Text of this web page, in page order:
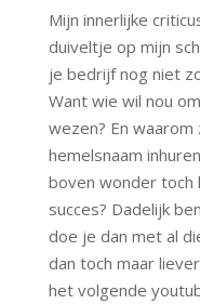
Mijn innerlijke
duiveltje op mijn
je bedrijf nog niet
Want wie wil nou
wezen? En
hemelsnaam
boven wonder toch
succes? Dadelijk
doe je dan met al
dan toch maar
het volgende